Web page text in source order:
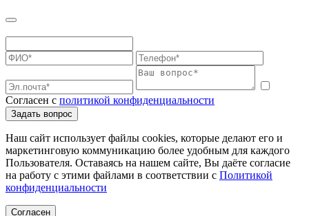
Согласен с политикой конфиденциальности
Задать вопрос
Наш сайт использует файлы cookies, которые делают его и
маркетинговую коммуникацию более удобным для каждого
Пользователя. Оставаясь на нашем сайте, Вы даёте согласие
на работу с этими файлами в соответствии с Политикой
конфиденциальности
Согласен